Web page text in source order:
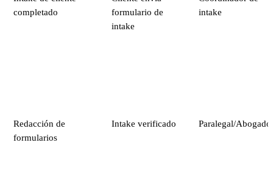
completado
formulario de
intake
intake
Redacción de
formularios
Intake verificado Paralegal/Abogado